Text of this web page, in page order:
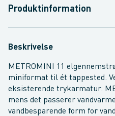
Produktinformation
Beskrivelse
METROMINI 11
miniformat til ét tappested.
eksisterende trykarmatur.
mens det passerer
vandbesparende form for